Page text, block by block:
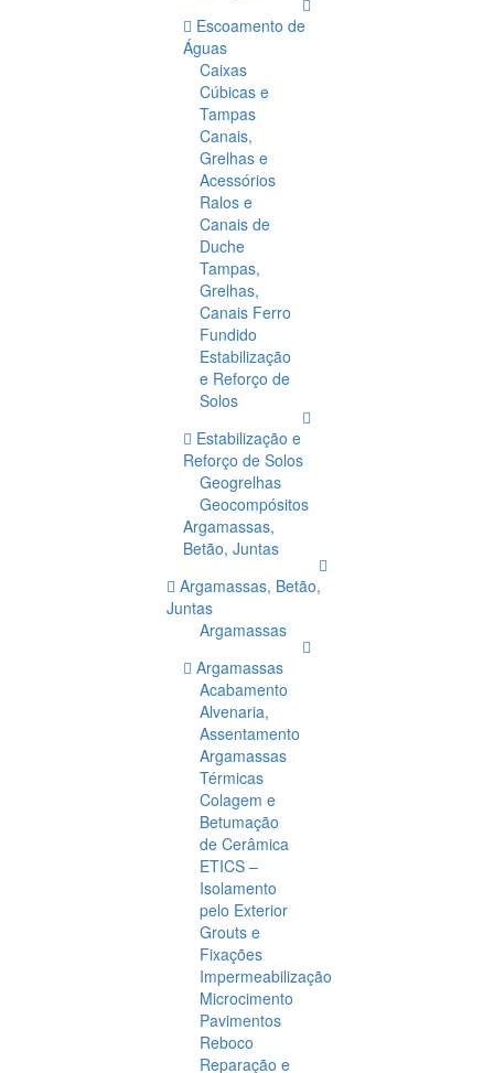
Escoamento de
Águas
Caixas
Cúbicas e
Tampas
Canais,
Grelhas e
Acessórios
Ralos e
Canais de
Duche
Tampas,
Grelhas,
Canais Ferro
Fundido
Estabilização
e Reforço de
Solos
Estabilização e
Reforço de Solos
Geogrelhas
Geocompósitos
Argamassas,
Betão, Juntas
Argamassas, Betão,
Juntas
Argamassas
Argamassas
Acabamento
Alvenaria,
Assentamento
Argamassas
Térmicas
Colagem e
Betumação
de Cerâmica
ETICS –
Isolamento
pelo Exterior
Grouts e
Fixações
Impermeabilização
Microcimento
Pavimentos
Reboco
Reparação e